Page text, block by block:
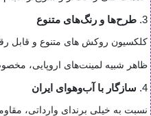
3. طرح‌ها و رنگ‌های متنوع
کلکسیون روکش های متنوع و قابل
ظاهر شبیه لمینت‌های اروپایی،
4. سازگار با آب‌وهوای ایران
نسبت به خیلی برندای وارداتی،